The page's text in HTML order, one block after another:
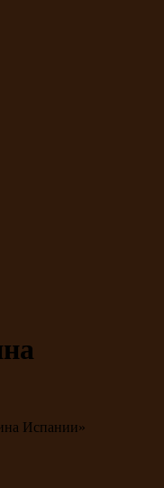
Испании»